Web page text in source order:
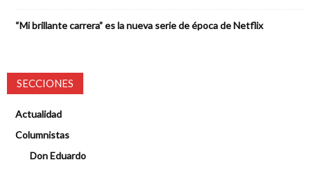
“Mi brillante carrera” es la nueva serie de época de Netflix
SECCIONES
Actualidad
Columnistas
Don Eduardo